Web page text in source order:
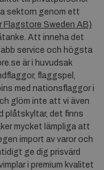
sektorn genom ett
Flagstore Sweden AB)
Att inneha det
service och högsta
är i huvudsak
flaggspel,
med nationsflaggor i
glöm inte att vi även
plåtskyltar, det finns
mycket lämpliga att
import av varor och
ge dig prisvärd
i premium kvalitet